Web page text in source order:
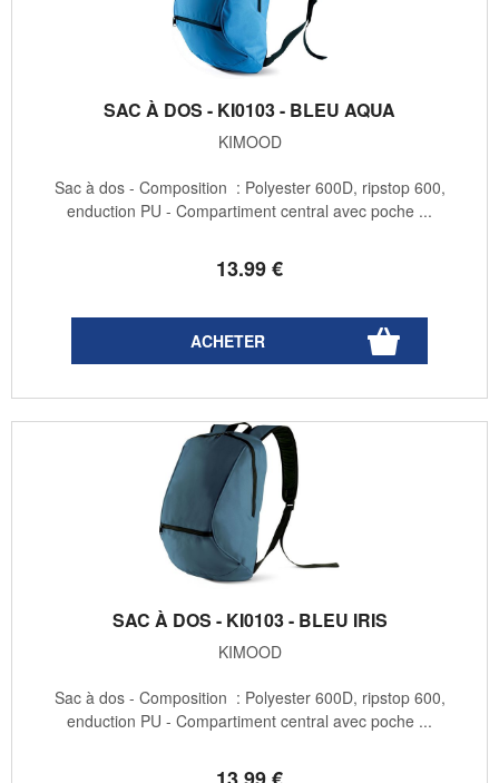
SAC À DOS - KI0103 - BLEU AQUA
KIMOOD
13.99€
Sac à dos - Composition : Polyester 600D, ripstop 600,
enduction PU - Compartiment central avec poche ...
SAC À DOS - KI0103 - BLEU IRIS
KIMOOD
Sac à dos - Composition : Polyester 600D, ripstop 600,
enduction PU - Compartiment central avec poche ...